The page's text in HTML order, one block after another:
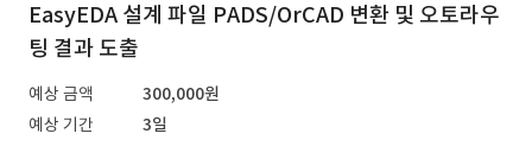
EasyEDA 설계 파일 PADS/OrCAD 변환 및 오토라우
팅 결과 도출
예상 금액
300,000원
예상 기간
3일